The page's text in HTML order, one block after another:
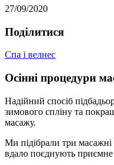
27/09/2020
Подiлитися
Спа i велнес
Осінні процедури
Надійний спосіб
зимового спліну та
масажу.
Ми підібрали три масажні
вдало поєднують приємне